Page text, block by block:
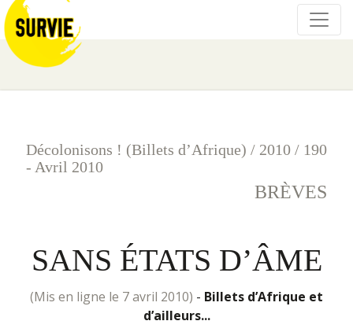
Décolonisons ! (Billets d’Afrique) / 2010 / 190
- Avril 2010
BRÈVES
SANS ÉTATS D’ÂME
(mis en ligne le 7 avril 2010) - Billets d’Afrique et
d’ailleurs...